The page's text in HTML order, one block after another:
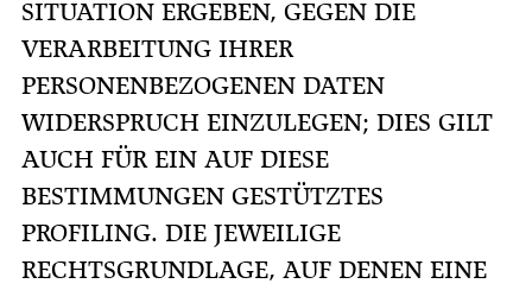
SITUATION ERGEBEN, GEGEN DIE
VERARBEITUNG IHRER
PERSONENBEZOGENEN DATEN
WIDERSPRUCH EINZULEGEN; DIES GILT
AUCH FÜR EIN AUF DIESE
BESTIMMUNGEN GESTÜTZTES
PROFILING. DIE JEWEILIGE
RECHTSGRUNDLAGE, AUF DENEN EINE